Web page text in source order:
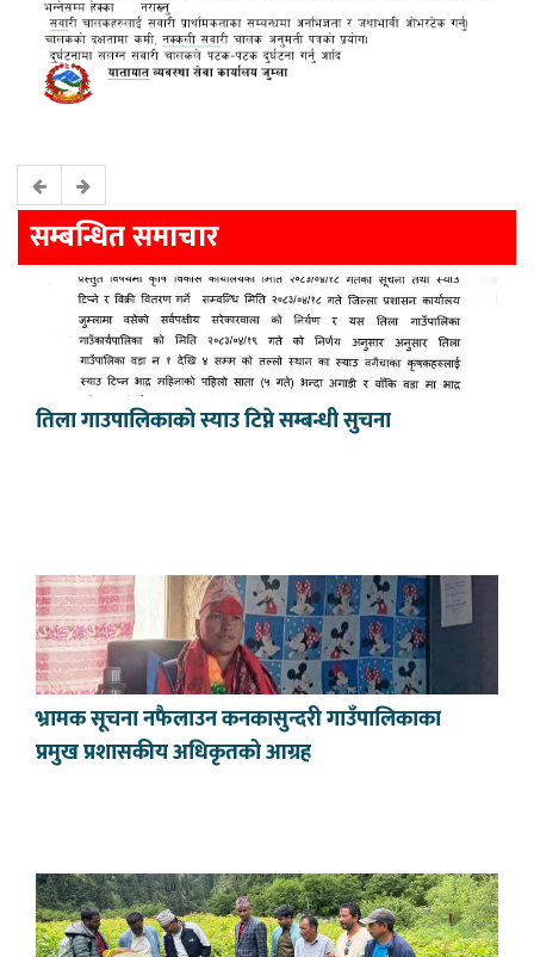
सम्बन्धित समाचार
तिला गाउपालिकाकाे स्याउ टिप्ने सम्बन्धी सुचना
भ्रामक सूचना नफैलाउन कनकासुन्दरी गाउँपालिकाका
प्रमुख प्रशासकीय अधिकृतको आग्रह